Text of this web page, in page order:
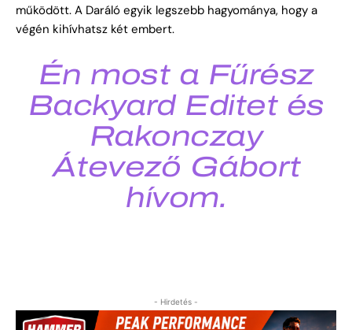
működött. A Daráló egyik legszebb hagyománya, hogy a
végén kihívhatsz két embert.
Én most a Fűrész
Backyard Editet és
Rakonczay
Átevező Gábort
hívom.
- Hirdetés -